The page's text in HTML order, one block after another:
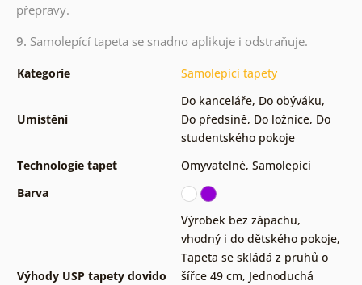
přepravy.
9. Samolepící tapeta se snadno aplikuje i odstraňuje.
Kategorie Samolepící tapety
Umístění
Do kanceláře, Do obýváku,
Do předsíně, Do ložnice, Do
studentského pokoje
Technologie tapet
Omyvatelné, Samolepící
Barva
Výhody USP tapety dovido
Výrobek bez zápachu,
vhodný i do dětského pokoje,
Tapeta se skládá z pruhů o
šířce 49 cm, Jednoduchá